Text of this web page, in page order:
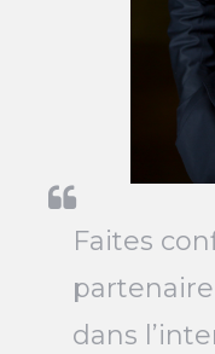
Faites
dans